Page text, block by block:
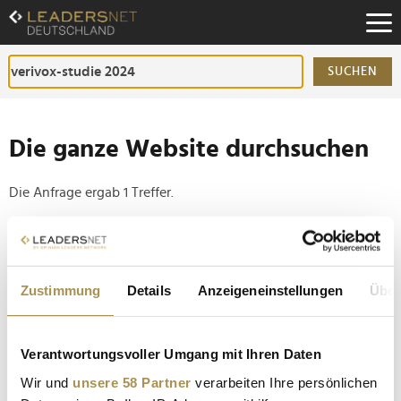
Zustimmung Details Anzeigeneinstellungen
Verantwortungsvoller Umgang mit Ihren Daten
Wir und unsere 58 Partner verarbeiten Ihre persönlichen
Zum
Inhalt
Zur
Fußzeilen-
Navigation
SUCHEN
Die ganze Website durchsuchen
Die Anfrage ergab 1 Treffer.
Tipp
Setzen Sie die gesuchten Wörter zwischen
Anführungszeichen: zb "Vorname Nachname".
Deutsche bevorzugen beim Online-Shopping den
Kauf auf Rechnung